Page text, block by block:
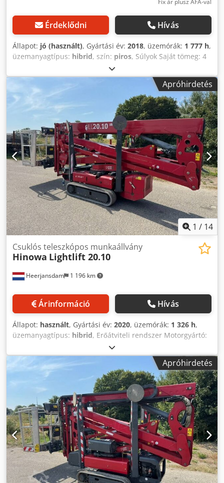
Érdeklődni Hívás
Állapot: jó (használt), Gyártási év: 2018, üzemórák: 1 777 h,
üzemanyagtípus: hibrid, szín: piros, Súlyok Saját tömeg: 4
365 kg Funkcionális Oszlop: Csuklós kar Emelési kapacitás:
230 kg Munkamagasság: 2 600 cm Raktér méretek: 400 x 99
x 200 cm CE-jelölés: igen Állapot Műszaki állapot: jó Optikai
állapot: jó További információk Djdpfx Aswgc Scsamjck
Szállítási feltételek: EXW Max. vízszintes hatótávolság: 1
400 m Gyártási ország: Olaszország További információkért
forduljon a Vink Machinery-hez. Hinowa Lightlift 26.14 IIIS
* 2018 * Dízel és 230 volt * 1 777 üzemóra * 26 méter
munkamagasság * 14 méter vízszintes hatótávolság *
Állítható lánctalp * Távirányító * Állítható kitámasztók *
Kitámasztógép * 4 365 kg saját tömeg
Apróhirdetés
1 / 14
Heerjansdam 1 196 km
Csuklós teleszkópos munkaállvány
Hinowa Lightlift 20.10
Árinformáció Hívás
Állapot: használt, Gyártási év: 2020, üzemórák: 1 326 h,
üzemanyagtípus: hibrid, Erőátviteli rendszer Motorgyártó:
Kubota Súlyok Dedpfxjzrrx To Aamjck Üres súly: 2850 kg
Funkcionális jellemzők Osztály: teleszkópos kar Emi
kapacitás: 230 kg Maximális munkamagasság: 2000 cm
További információk Kibocsátási szint: Stage V / Tier V
Szállítási feltételek: EXW Maximális vízszintes hatótávolság:
1000 m Maximális karnyújtás (fok): 360 Maximális
munkakosár nyújtás (fok): 180 Gyártási ország: IT További
információk További információkért forduljon Martyn
Joosseen.
Apróhirdetés